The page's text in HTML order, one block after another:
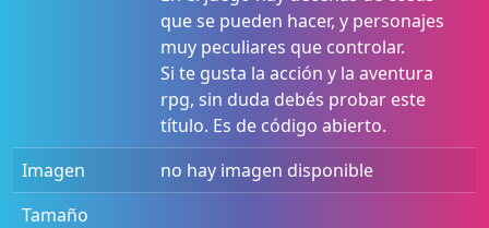
que se pueden hacer, y personajes
muy peculiares que controlar.
Si te gusta la acción y la aventura
rpg, sin duda debés probar este
título. Es de código abierto.
Imagen
no hay imagen disponible
Tamaño